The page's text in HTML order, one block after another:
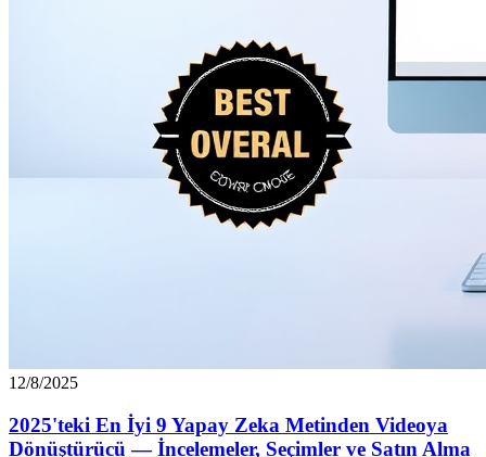
12/8/2025
2025'teki En İyi 9 Yapay Zeka Metinden Videoya
Dönüştürücü — İncelemeler, Seçimler ve Satın Alma